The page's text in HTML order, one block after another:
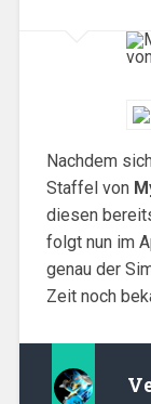
Nachdem
Staffel von
diesen
folgt nun im
genau der
Zeit noch